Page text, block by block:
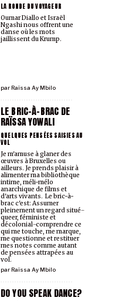
LA RONDE DU VOYAGEUR
parRaïssa Ay Mbilo
Oumar Diallo et Israël
Ngashi nous offrent une
danse où les mots
jaillissent du Krump.
LE BRIC-À-BRAC DE
RAÏSSA YOWALI
QUELQUES PENSÉES SAISIES AU
VOL
parRaïssa Ay Mbilo
Je m'amuse à glaner des
œuvres à Bruxelles ou
ailleurs. Je prends plaisir à
alimenter ma bibliothèque
intime, méli-mélo
anarchique de films et
d'arts vivants. Le bric-à-
brac c'est: Assumer
pleinement un regard situé ̶
queer, féministe et
décolonial ̶ comprendre ce
qui me touche, me marque,
me questionne et restituer
mes notes comme autant
de pensées attrapées au
vol.
DO YOU SPEAK DANCE?